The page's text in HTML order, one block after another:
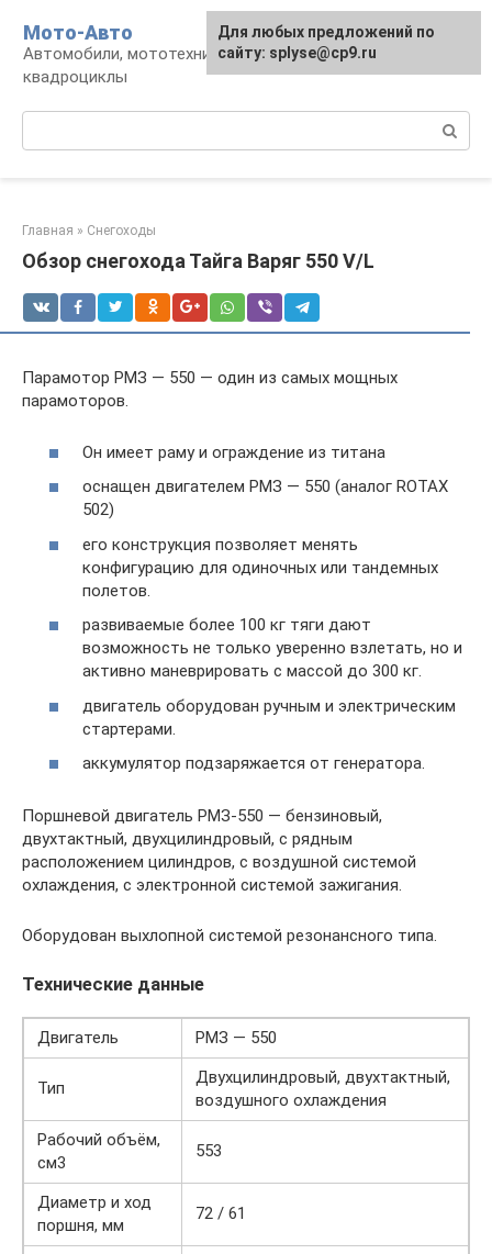
контенту
Мото-Авто
Автомобили, мототехника, снегоходы,
квадроциклы
Главная » Снегоходы
Обзор снегохода Тайга Варяг 550 V/L
Парамотор РМЗ — 550 — один из самых мощных
парамоторов.
Он имеет раму и ограждение из титана
оснащен двигателем РМЗ — 550 (аналог ROTAX
502)
его конструкция позволяет менять
конфигурацию для одиночных или тандемных
полетов.
развиваемые более 100 кг тяги дают
возможность не только уверенно взлетать, но и
активно маневрировать с массой до 300 кг.
двигатель оборудован ручным и электрическим
стартерами.
аккумулятор подзаряжается от генератора.
Поршневой двигатель РМЗ-550 — бензиновый,
двухтактный, двухцилиндровый, с рядным
расположением цилиндров, с воздушной системой
охлаждения, с электронной системой зажигания.
Оборудован выхлопной системой резонансного типа.
Технические данные
Двигатель РМЗ — 550
Тип
Двухцилиндровый, двухтактный,
воздушного охлаждения
Рабочий объём,
см3
553
Диаметр и ход
поршня, мм
72 / 61
Для любых предложений по
сайту: splyse@cp9.ru